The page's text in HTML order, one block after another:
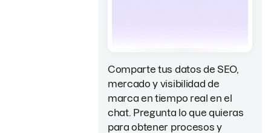
Comparte tus datos de SEO,
mercado y visibilidad de
marca en tiempo real en el
chat. Pregunta lo que quieras
para obtener procesos y